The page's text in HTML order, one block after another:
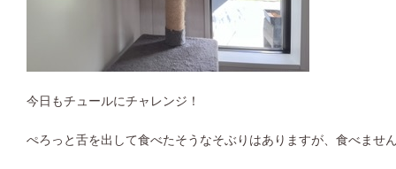
今日もチュールにチャレンジ！
ぺろっと舌を出して食べたそうなそぶりはありますが、食べませ